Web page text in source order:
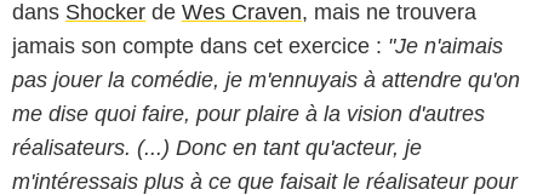
dans Shocker de Wes Craven, mais ne trouvera
jamais son compte dans cet exercice : "Je n'aimais
pas jouer la comédie, je m'ennuyais à attendre qu'on
me dise quoi faire, pour plaire à la vision d'autres
réalisateurs. (...) Donc en tant qu'acteur, je
m'intéressais plus à ce que faisait le réalisateur pour